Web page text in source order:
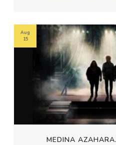
MEDINA
Aug
15